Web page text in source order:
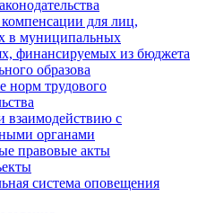
для лиц,
в муниципальных
финансируемых из бюджета
образова
норм трудового
с
органами
правовые акты
система оповещения